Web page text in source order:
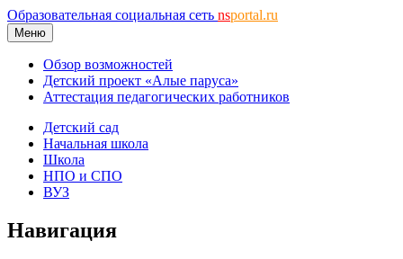
Образовательная социальная сеть nsportal.ru
Меню
Обзор возможностей
Детский проект «Алые паруса»
Аттестация педагогических работников
Детский сад
Начальная школа
Школа
НПО и СПО
ВУЗ
Навигация